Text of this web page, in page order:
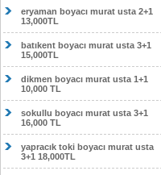
eryaman boyacı murat usta 2+1
13,000TL
batıkent boyacı murat usta 3+1
15,000TL
dikmen boyacı murat usta 1+1
10,000 TL
sokullu boyacı murat usta 3+1
16,000 TL
yapracık toki boyacı murat usta
3+1 18,000TL